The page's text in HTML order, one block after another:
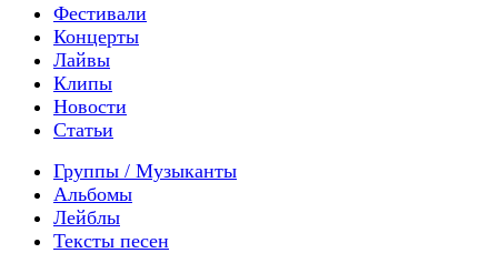
Фестивали
Концерты
Лайвы
Клипы
Новости
Статьи
Группы / Музыканты
Альбомы
Лейблы
Тексты песен